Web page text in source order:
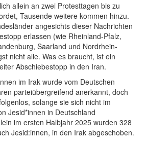
allein an zwei Protesttagen bis zu
Tausende weitere kommen hinzu.
angesichts dieser Nachrichten
erlassen (wie Rheinland-Pfalz,
Saarland und Nordrhein-
nicht alle. Was es braucht, ist ein
Abschiebestopp in den Iran.
im Irak wurde vom Deutschen
parteiübergreifend anerkannt, doch
solange sie sich nicht im
Jesid*innen in Deutschland
im ersten Halbjahr 2025 wurden 328
Jesid:innen, in den Irak abgeschoben.